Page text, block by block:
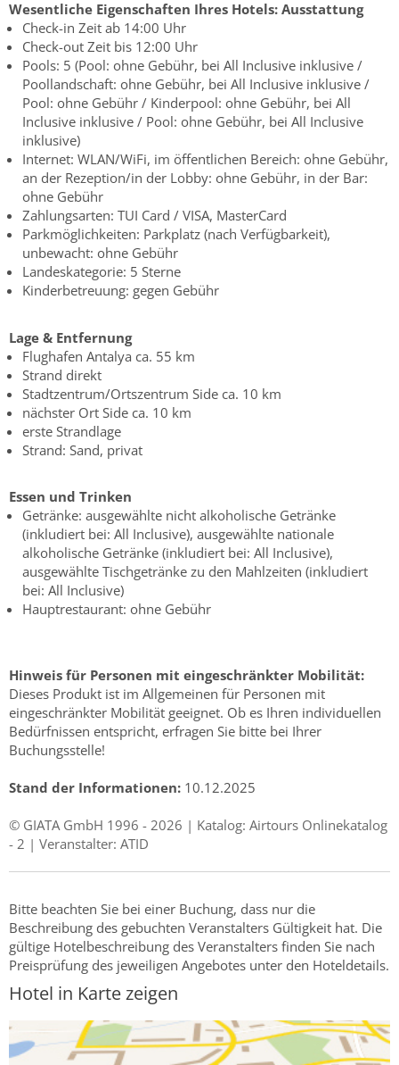
Wesentliche Eigenschaften Ihres Hotels: Ausstattung
Check-in Zeit ab 14:00 Uhr
Check-out Zeit bis 12:00 Uhr
Pools: 5 (Pool: ohne Gebühr, bei All Inclusive inklusive /
Poollandschaft: ohne Gebühr, bei All Inclusive inklusive /
Pool: ohne Gebühr / Kinderpool: ohne Gebühr, bei All
Inclusive inklusive / Pool: ohne Gebühr, bei All Inclusive
inklusive)
Internet: WLAN/WiFi, im öffentlichen Bereich: ohne Gebühr,
an der Rezeption/in der Lobby: ohne Gebühr, in der Bar:
ohne Gebühr
Zahlungsarten: TUI Card / VISA, MasterCard
Parkmöglichkeiten: Parkplatz (nach Verfügbarkeit),
unbewacht: ohne Gebühr
Landeskategorie: 5 Sterne
Kinderbetreuung: gegen Gebühr
Lage & Entfernung
Flughafen Antalya ca. 55 km
Strand direkt
Stadtzentrum/Ortszentrum Side ca. 10 km
nächster Ort Side ca. 10 km
erste Strandlage
Strand: Sand, privat
Essen und Trinken
Getränke: ausgewählte nicht alkoholische Getränke
(inkludiert bei: All Inclusive), ausgewählte nationale
alkoholische Getränke (inkludiert bei: All Inclusive),
ausgewählte Tischgetränke zu den Mahlzeiten (inkludiert
bei: All Inclusive)
Hauptrestaurant: ohne Gebühr
Hinweis für Personen mit eingeschränkter Mobilität:
Dieses Produkt ist im Allgemeinen für Personen mit
eingeschränkter Mobilität geeignet. Ob es Ihren individuellen
Bedürfnissen entspricht, erfragen Sie bitte bei Ihrer
Buchungsstelle!
Stand der Informationen: 10.12.2025
© GIATA GmbH 1996 - 2026 | Katalog: Airtours Onlinekatalog
- 2 | Veranstalter: ATID
Bitte beachten Sie bei einer Buchung, dass nur die
Beschreibung des gebuchten Veranstalters Gültigkeit hat. Die
gültige Hotelbeschreibung des Veranstalters finden Sie nach
Preisprüfung des jeweiligen Angebotes unter den Hoteldetails.
Hotel in Karte zeigen